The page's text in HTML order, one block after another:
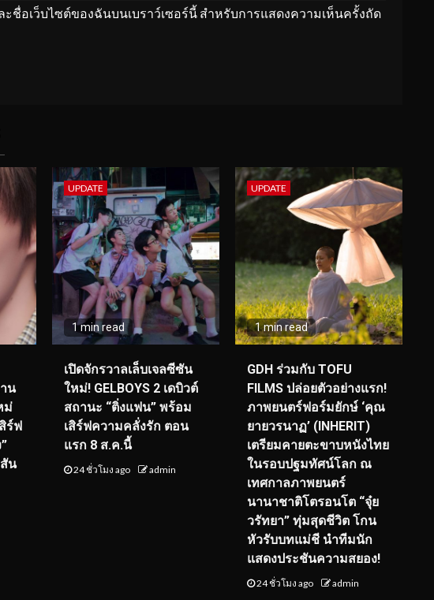
ะชื่อเว็บไซต์ของฉันบนเบราว์เซอร์นี้ สำหรับการแสดงความเห็นครั้งถัด
น
ม่
ร์ฟ
น
UPDATE
1 min read
เปิดจักรวาลเล็บเจลซีซัน
ใหม่! GELBOYS 2 เดบิวต์
สถานะ “ติ่งแฟน” พร้อม
เสิร์ฟความคลั่งรัก ตอน
แรก 8 ส.ค.นี้
24 ชั่วโมง ago admin
UPDATE
1 min read
GDH ร่วมกับ TOFU
FILMS ปล่อยตัวอย่างแรก!
ภาพยนตร์ฟอร์มยักษ์ ‘คุณ
ยายวรนาฏ’ (INHERIT)
เตรียมคายตะขาบหนังไทย
ในรอบปฐมทัศน์โลก ณ
เทศกาลภาพยนตร์
นานาชาติโตรอนโต “จุ๋ย
วรัทยา” ทุ่มสุดชีวิต โกน
หัวรับบทแม่ชี นำทีมนัก
แสดงประชันความสยอง!
24 ชั่วโมง ago admin